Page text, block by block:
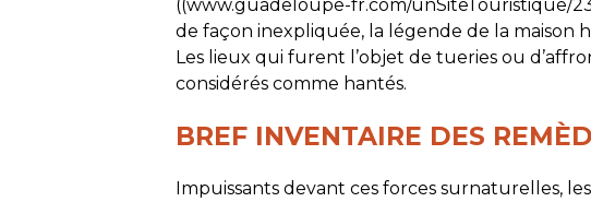
((www.guadeloupe-fr.com/unSiteTouristique/
de façon inexpliquée, la légende de la maison
Les lieux qui furent l’objet de tueries ou
considérés comme hantés.
BREF INVENTAIRE DES
Impuissants devant ces forces surnaturelles,